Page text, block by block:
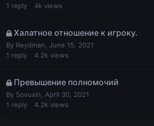
1 reply 4k views
Халатное отношение к игроку.
By Reydman June 15, 2021
1 reply 4.2k views
Превышение полномочий
By Sovuxin
April 30, 2021
1 reply 4.2k views